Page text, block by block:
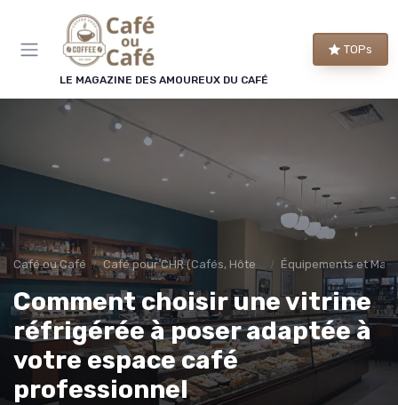
LE MAGAZINE DES AMOUREUX DU CAFÉ
TOPs
Café ou Café Café pour CHR (Cafés, Hôtels, Restaurants) Équipements et
Comment choisir une vitrine
réfrigérée à poser adaptée à
votre espace café
professionnel
Panneau de gestion des cookies